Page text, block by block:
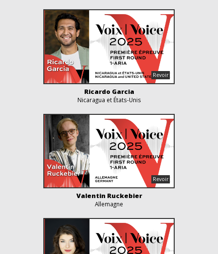
Ricardo Garcia
Nicaragua et États-Unis
Valentin Ruckebier
Allemagne